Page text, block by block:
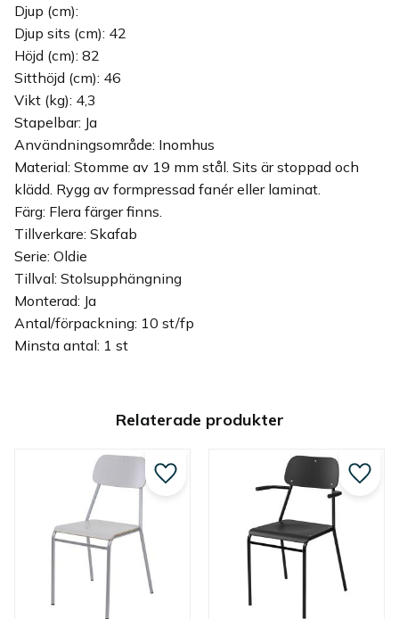
Djup (cm):
Djup sits (cm): 42
Höjd (cm): 82
Sitthöjd (cm): 46
Vikt (kg): 4,3
Stapelbar: Ja
Användningsområde: Inomhus
Material: Stomme av 19 mm stål. Sits är stoppad och
klädd. Rygg av formpressad fanér eller laminat.
Färg: Flera färger finns.
Tillverkare: Skafab
Serie: Oldie
Tillval: Stolsupphängning
Monterad: Ja
Antal/förpackning: 10 st/fp
Minsta antal: 1 st
Relaterade produkter
Lägg till i favoriter Lägg